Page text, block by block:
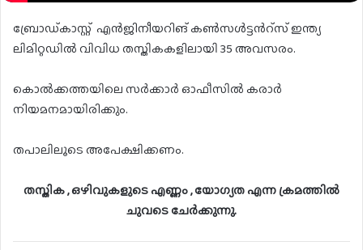
ബ്രോഡ്കാസ്റ്റ് എൻജിനീയറിങ് കൺസൾട്ടൻറ്സ് ഇന്ത്യ
ലിമിറ്റഡിൽ വിവിധ തസ്തികകളിലായി 35 അവസരം.
കൊൽക്കത്തയിലെ സർക്കാർ ഓഫീസിൽ കരാർ
നിയമനമായിരിക്കും.
തപാലിലൂടെ അപേക്ഷിക്കണം.
തസ്തിക , ഒഴിവുകളുടെ എണ്ണം , യോഗ്യത എന്ന ക്രമത്തിൽ
ചുവടെ ചേർക്കുന്നു.